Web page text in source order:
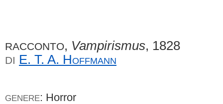
RACCONTO, Vampirismus, 1828
DI E. T. A. Hoffmann
GENERE: Horror